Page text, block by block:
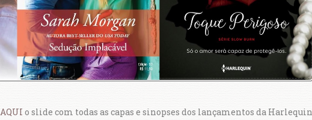
AQUI o slide com todas as capas e sinopses dos lançamentos da Harlequin